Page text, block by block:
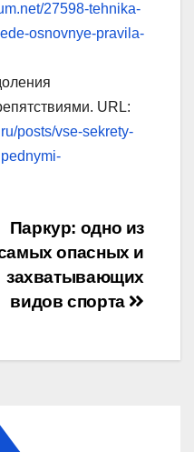
27598-tehnika-
osnovnye-pravila-
URL:
posts/vse-sekrety-
Паркур: одно из
опасных и
захватывающих
видов спорта